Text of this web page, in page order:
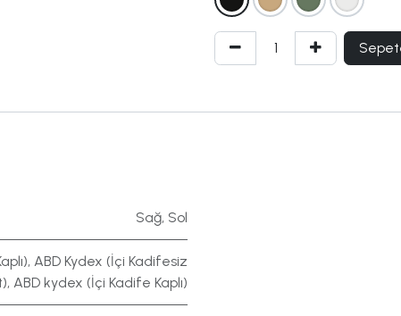
Sağ, Sol
, ABD Kydex (İçi Kadifesiz
, ABD kydex (İçi Kadife Kaplı)